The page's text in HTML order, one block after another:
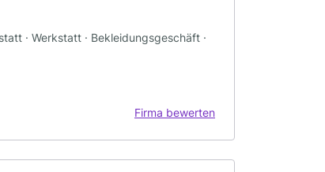
· Werkstatt · Bekleidungsgeschäft ·
Firma bewerten